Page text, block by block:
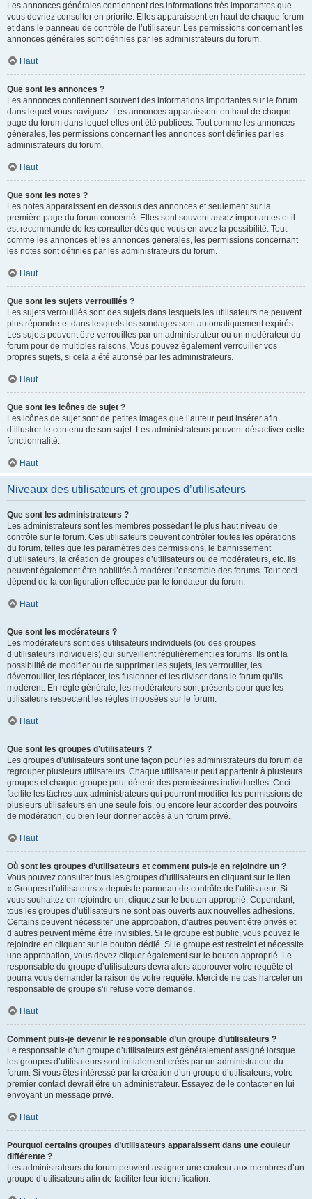
Les annonces générales contiennent des informations très importantes que
vous devriez consulter en priorité. Elles apparaissent en haut de chaque forum
et dans le panneau de contrôle de l’utilisateur. Les permissions concernant les
annonces générales sont définies par les administrateurs du forum.
Haut
Que sont les annonces ?
Les annonces contiennent souvent des informations importantes sur le forum
dans lequel vous naviguez. Les annonces apparaissent en haut de chaque
page du forum dans lequel elles ont été publiées. Tout comme les annonces
générales, les permissions concernant les annonces sont définies par les
administrateurs du forum.
Haut
Que sont les notes ?
Les notes apparaissent en dessous des annonces et seulement sur la
première page du forum concerné. Elles sont souvent assez importantes et il
est recommandé de les consulter dès que vous en avez la possibilité. Tout
comme les annonces et les annonces générales, les permissions concernant
les notes sont définies par les administrateurs du forum.
Haut
Que sont les sujets verrouillés ?
Les sujets verrouillés sont des sujets dans lesquels les utilisateurs ne peuvent
plus répondre et dans lesquels les sondages sont automatiquement expirés.
Les sujets peuvent être verrouillés par un administrateur ou un modérateur du
forum pour de multiples raisons. Vous pouvez également verrouiller vos
propres sujets, si cela a été autorisé par les administrateurs.
Haut
Que sont les icônes de sujet ?
Les icônes de sujet sont de petites images que l’auteur peut insérer afin
d’illustrer le contenu de son sujet. Les administrateurs peuvent désactiver cette
fonctionnalité.
Haut
Niveaux des utilisateurs et groupes d’utilisateurs
Que sont les administrateurs ?
Les administrateurs sont les membres possédant le plus haut niveau de
contrôle sur le forum. Ces utilisateurs peuvent contrôler toutes les opérations
du forum, telles que les paramètres des permissions, le bannissement
d’utilisateurs, la création de groupes d’utilisateurs ou de modérateurs, etc. Ils
peuvent également être habilités à modérer l’ensemble des forums. Tout ceci
dépend de la configuration effectuée par le fondateur du forum.
Haut
Que sont les modérateurs ?
Les modérateurs sont des utilisateurs individuels (ou des groupes
d’utilisateurs individuels) qui surveillent régulièrement les forums. Ils ont la
possibilité de modifier ou de supprimer les sujets, les verrouiller, les
déverrouiller, les déplacer, les fusionner et les diviser dans le forum qu’ils
modèrent. En règle générale, les modérateurs sont présents pour que les
utilisateurs respectent les règles imposées sur le forum.
Haut
Que sont les groupes d’utilisateurs ?
Les groupes d’utilisateurs sont une façon pour les administrateurs du forum de
regrouper plusieurs utilisateurs. Chaque utilisateur peut appartenir à plusieurs
groupes et chaque groupe peut détenir des permissions individuelles. Ceci
facilite les tâches aux administrateurs qui pourront modifier les permissions de
plusieurs utilisateurs en une seule fois, ou encore leur accorder des pouvoirs
de modération, ou bien leur donner accès à un forum privé.
Haut
Où sont les groupes d’utilisateurs et comment puis-je en rejoindre un ?
Vous pouvez consulter tous les groupes d’utilisateurs en cliquant sur le lien
« Groupes d’utilisateurs » depuis le panneau de contrôle de l’utilisateur. Si
vous souhaitez en rejoindre un, cliquez sur le bouton approprié. Cependant,
tous les groupes d’utilisateurs ne sont pas ouverts aux nouvelles adhésions.
Certains peuvent nécessiter une approbation, d’autres peuvent être privés et
d’autres peuvent même être invisibles. Si le groupe est public, vous pouvez le
rejoindre en cliquant sur le bouton dédié. Si le groupe est restreint et nécessite
une approbation, vous devez cliquer également sur le bouton approprié. Le
responsable du groupe d’utilisateurs devra alors approuver votre requête et
pourra vous demander la raison de votre requête. Merci de ne pas harceler un
responsable de groupe s’il refuse votre demande.
Haut
Comment puis-je devenir le responsable d’un groupe d’utilisateurs ?
Le responsable d’un groupe d’utilisateurs est généralement assigné lorsque
les groupes d’utilisateurs sont initialement créés par un administrateur du
forum. Si vous êtes intéressé par la création d’un groupe d’utilisateurs, votre
premier contact devrait être un administrateur. Essayez de le contacter en lui
envoyant un message privé.
Haut
Pourquoi certains groupes d’utilisateurs apparaissent dans une couleur
différente ?
Les administrateurs du forum peuvent assigner une couleur aux membres d’un
groupe d’utilisateurs afin de faciliter leur identification.